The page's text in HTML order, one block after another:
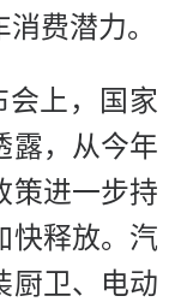
费潜力。
会上，国家
露，从今年
策进一步持
快释放。汽
厨卫、电动